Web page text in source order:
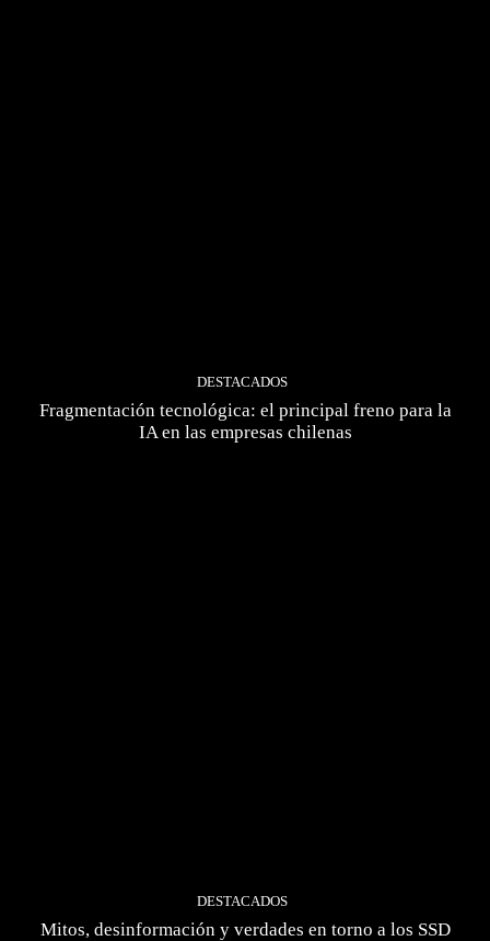
DESTACADOS
Fragmentación tecnológica: el principal freno para la
IA en las empresas chilenas
DESTACADOS
Mitos, desinformación y verdades en torno a los SSD